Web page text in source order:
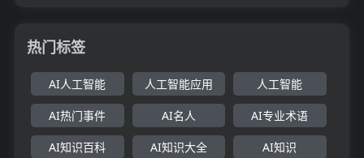
热门标签
AI人工智能 人工智能应用 人工智能
AI热门事件 AI名人 AI专业术语
AI知识百科 AI知识大全 AI知识